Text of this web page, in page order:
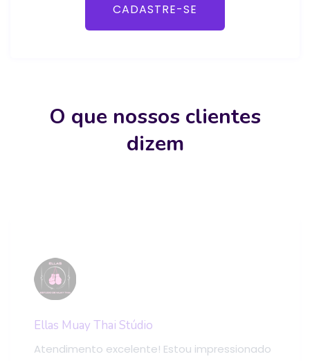
CADASTRE-SE
O que nossos clientes
dizem
Ellas Muay Thai Stúdio
Atendimento excelente! Estou impressionado